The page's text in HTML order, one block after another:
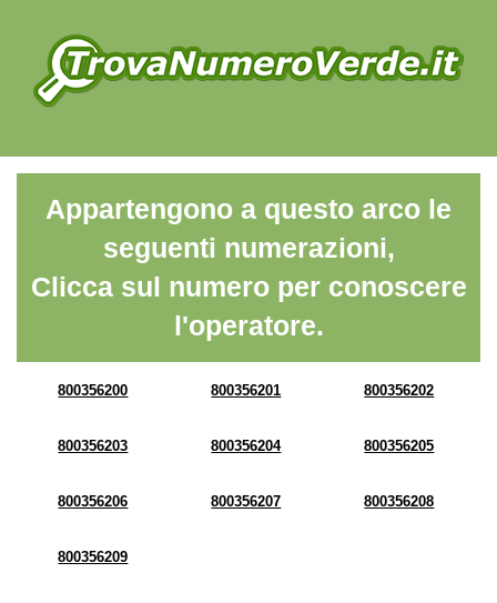
Appartengono a questo arco le
seguenti numerazioni,
Clicca sul numero per conoscere
l'operatore.
800356200 800356201 800356202
800356203 800356204 800356205
800356206 800356207 800356208
800356209